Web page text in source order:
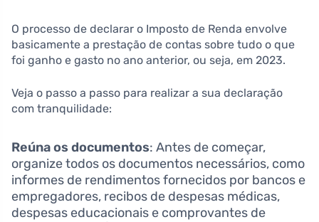
O processo de declarar o Imposto de Renda envolve
basicamente a prestação de contas sobre tudo o que
foi ganho e gasto no ano anterior, ou seja, em 2023.
Veja o passo a passo para realizar a sua declaração
com tranquilidade:
Reúna os documentos: Antes de começar,
organize todos os documentos necessários, como
informes de rendimentos fornecidos por bancos e
empregadores, recibos de despesas médicas,
despesas educacionais e comprovantes de